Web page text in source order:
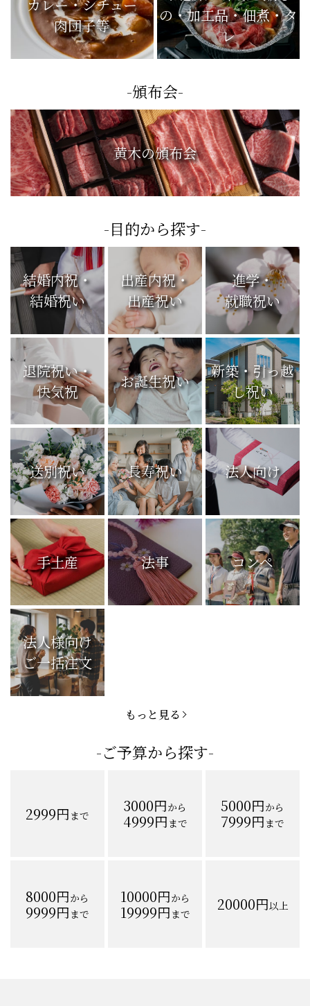
カレー・シチュー
肉団子等
お惣菜・冷凍ご飯も
の・加工品・佃煮・タ
レ
-頒布会-
黄木の頒布会
-目的から探す-
結婚内祝・
結婚祝い
出産内祝・
出産祝い
進学・
就職祝い
退院祝い・
快気祝
お誕生祝い
新築・引っ越
し祝い
送別祝い 長寿祝い 法人向け
手土産 法事 コンペ
法人様向け
ご一括注文
3000円から 5000円から
8000円から 10000円から